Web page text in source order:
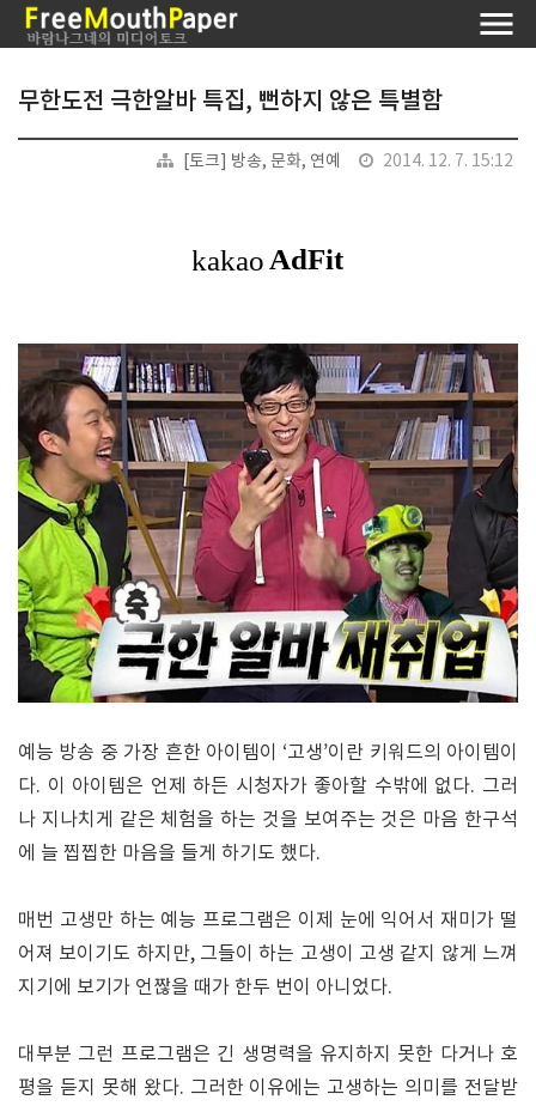
무한도전 극한알바 특집, 뻔하지 않은 특별함
[토크] 방송, 문화, 연예 2014. 12. 7. 15:12
예능 방송 중 가장 흔한 아이템이 ‘고생’이란 키워드의 아이템이
다. 이 아이템은 언제 하든 시청자가 좋아할 수밖에 없다. 그러
나 지나치게 같은 체험을 하는 것을 보여주는 것은 마음 한구석
에 늘 찝찝한 마음을 들게 하기도 했다.
매번 고생만 하는 예능 프로그램은 이제 눈에 익어서 재미가 떨
어져 보이기도 하지만, 그들이 하는 고생이 고생 같지 않게 느껴
지기에 보기가 언짢을 때가 한두 번이 아니었다.
대부분 그런 프로그램은 긴 생명력을 유지하지 못한 다거나 호
평을 듣지 못해 왔다. 그러한 이유에는 고생하는 의미를 전달받